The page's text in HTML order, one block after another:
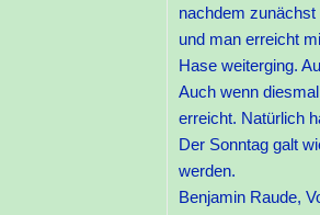
nachdem
und man erreicht
Hase weiterging.
Auch wenn
erreicht. Natürlich
Der Sonntag galt
werden.
Benjamin Raude,